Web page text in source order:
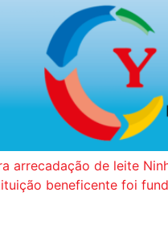
arrecadação de leite
beneficente foi